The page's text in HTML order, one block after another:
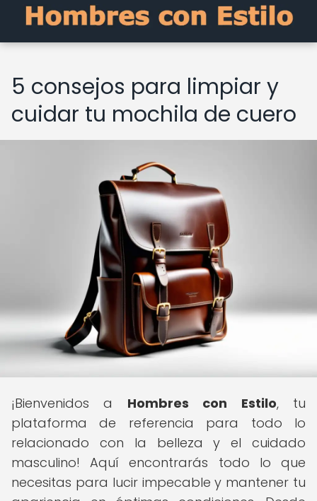
5 consejos para limpiar y
cuidar tu mochila de cuero
¡Bienvenidos a Hombres con Estilo, tu
plataforma de referencia para todo lo
relacionado con la belleza y el cuidado
masculino! Aquí encontrarás todo lo que
necesitas para lucir impecable y mantener tu